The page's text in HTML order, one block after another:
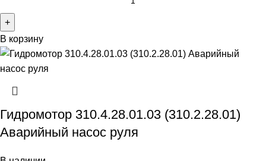
В корзину
Гидромотор 310.4.28.01.03 (310.2.28.01)
Аварийный насос руля